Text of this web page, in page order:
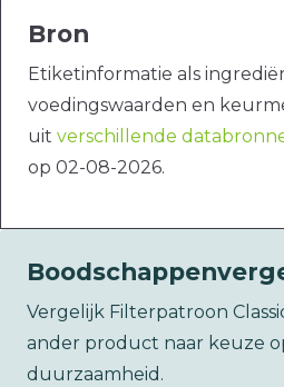
Bron
Etiketinformatie als
voedingswaarden en
uit verschillende
op 02-08-2026.
Vergelijk Filterpatroon
ander product naar keuze
duurzaamheid.